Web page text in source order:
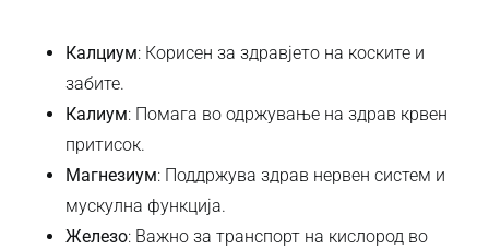
Калциум: Корисен за здравјето на коските и
забите.
Калиум: Помага во одржување на здрав крвен
притисок.
Магнезиум: Поддржува здрав нервен систем и
мускулна функција.
Железо: Важно за транспорт на кислород во